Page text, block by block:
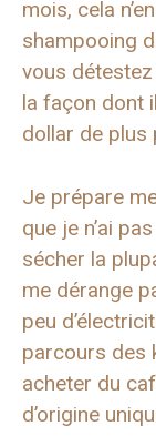
mois, cela
shampooing
vous détestez
la façon dont
dollar de plus
Je prépare
que je n’ai
sécher la
me dérange
peu
parcours des
acheter du
d’origine